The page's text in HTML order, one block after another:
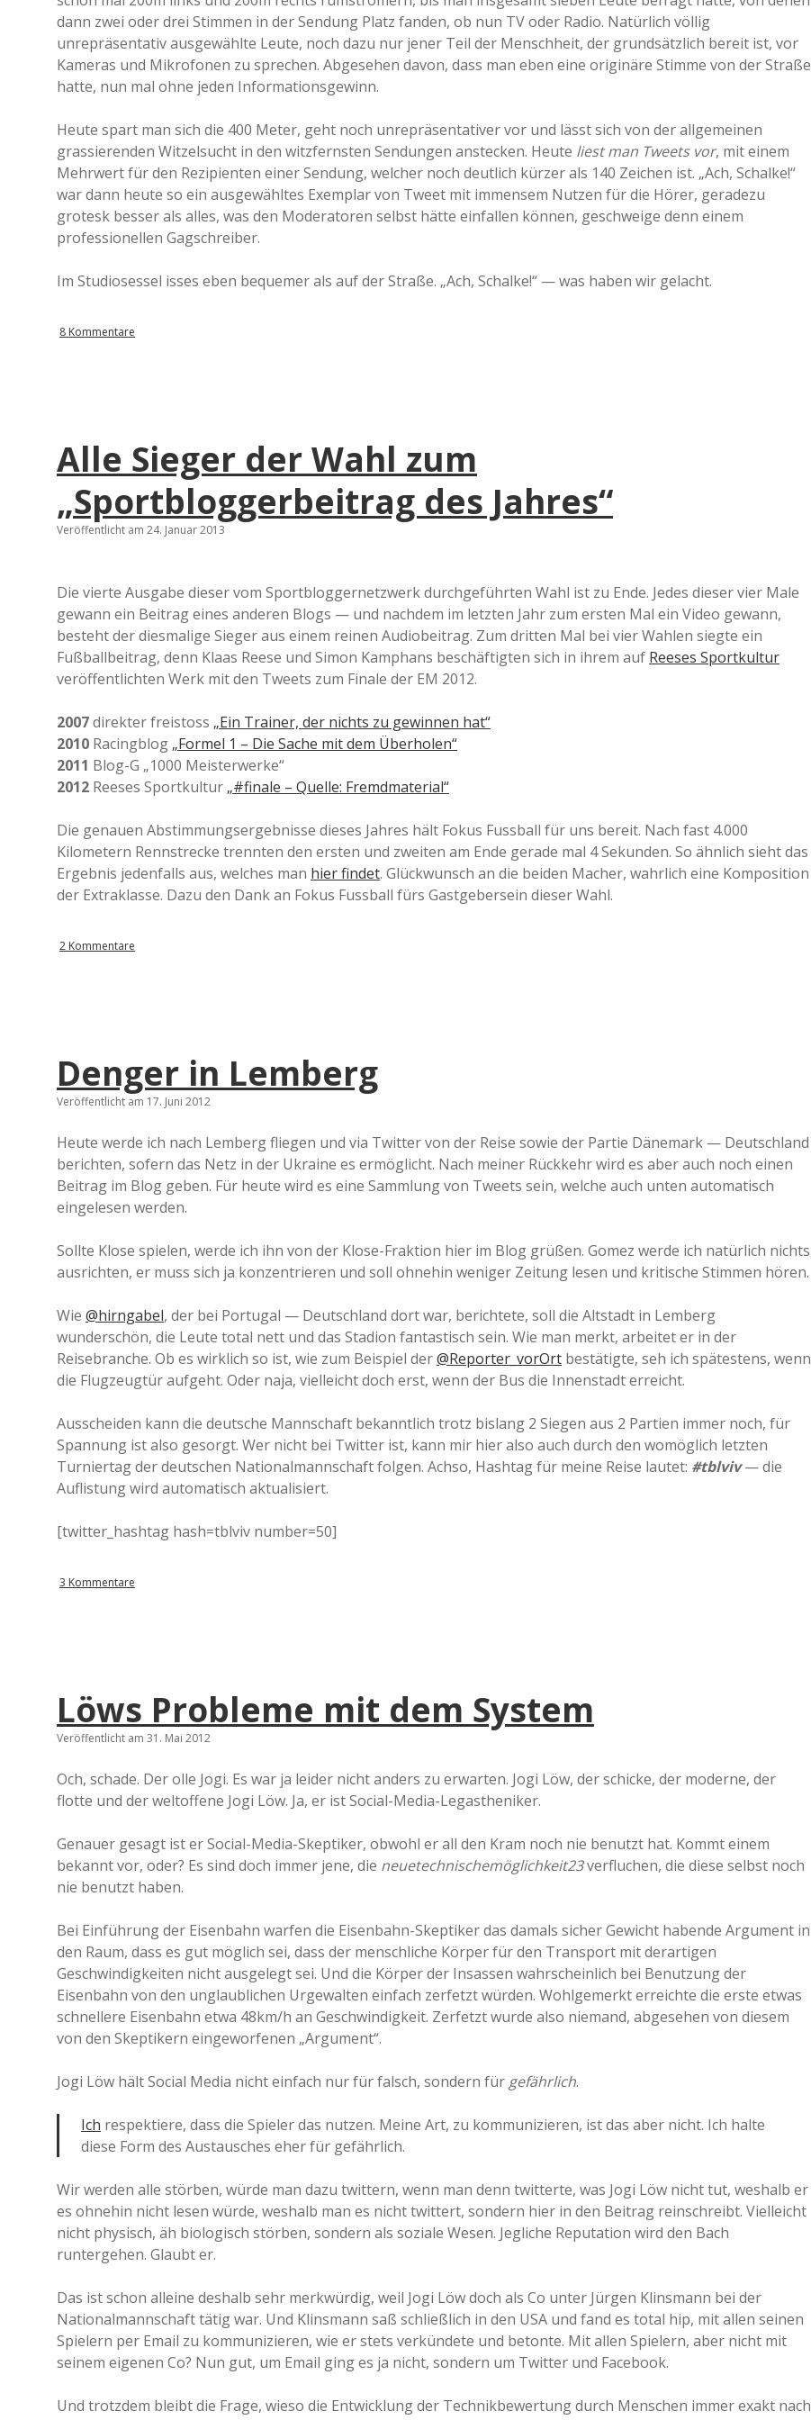
a
d
e
dann zwei oder drei Stimmen in der Sendung Platz fanden, ob nun TV oder Radio. Natürlich völlig
unrepräsentativ ausgewählte Leute, noch dazu nur jener Teil der Menschheit, der grundsätzlich bereit ist, vor
Kameras und Mikrofonen zu sprechen. Abgesehen davon, dass man eben eine originäre Stimme von der Straße
hatte, nun mal ohne jeden Informationsgewinn.
Heute spart man sich die 400 Meter, geht noch unrepräsentativer vor und lässt sich von der allgemeinen
grassierenden Witzelsucht in den witzfernsten Sendungen anstecken. Heute liest man Tweets vor, mit einem
Mehrwert für den Rezipienten einer Sendung, welcher noch deutlich kürzer als 140 Zeichen ist. „Ach, Schalke!“
war dann heute so ein ausgewähltes Exemplar von Tweet mit immensem Nutzen für die Hörer, geradezu
grotesk besser als alles, was den Moderatoren selbst hätte einfallen können, geschweige denn einem
professionellen Gagschreiber.
Im Studiosessel isses eben bequemer als auf der Straße. „Ach, Schalke!“ — was haben wir gelacht.
8 Kommentare
Alle Sieger der Wahl zum
„Sportbloggerbeitrag des Jahres“
Veröffentlicht am 24. Januar 2013
Die vierte Ausgabe dieser vom Sportbloggernetzwerk durchgeführten Wahl ist zu Ende. Jedes dieser vier Male
gewann ein Beitrag eines anderen Blogs — und nachdem im letzten Jahr zum ersten Mal ein Video gewann,
besteht der diesmalige Sieger aus einem reinen Audiobeitrag. Zum dritten Mal bei vier Wahlen siegte ein
Fußballbeitrag, denn Klaas Reese und Simon Kamphans beschäftigten sich in ihrem auf Reeses Sportkultur
veröffentlichten Werk mit den Tweets zum Finale der EM 2012.
2007direkter freistoss „Ein Trainer, der nichts zu gewinnen hat“
2010 Racingblog „Formel 1 – Die Sache mit dem Überholen“
2011 Blog-G „1000 Meisterwerke“
2012 Reeses Sportkultur „#finale – Quelle: Fremdmaterial“
Die genauen Abstimmungsergebnisse dieses Jahres hält Fokus Fussball für uns bereit. Nach fast 4.000
Kilometern Rennstrecke trennten den ersten und zweiten am Ende gerade mal 4 Sekunden. So ähnlich sieht das
Ergebnis jedenfalls aus, welches man hier findet. Glückwunsch an die beiden Macher, wahrlich eine Komposition
der Extraklasse. Dazu den Dank an Fokus Fussball fürs Gastgebersein dieser Wahl.
2 Kommentare
Denger in Lemberg
Veröffentlicht am 17. Juni 2012
Heute werde ich nach Lemberg fliegen und via Twitter von der Reise sowie der Partie Dänemark — Deutschland
berichten, sofern das Netz in der Ukraine es ermöglicht. Nach meiner Rückkehr wird es aber auch noch einen
Beitrag im Blog geben. Für heute wird es eine Sammlung von Tweets sein, welche auch unten automatisch
eingelesen werden.
Sollte Klose spielen, werde ich ihn von der Klose-Fraktion hier im Blog grüßen. Gomez werde ich natürlich nichts
ausrichten, er muss sich ja konzentrieren und soll ohnehin weniger Zeitung lesen und kritische Stimmen hören.
Wie @hirngabel, der bei Portugal — Deutschland dort war, berichtete, soll die Altstadt in Lemberg
wunderschön, die Leute total nett und das Stadion fantastisch sein. Wie man merkt, arbeitet er in der
Reisebranche. Ob es wirklich so ist, wie zum Beispiel der@Reporter_vorOrt bestätigte, seh ich spätestens, wenn
die Flugzeugtür aufgeht. Oder naja, vielleicht doch erst, wenn der Bus die Innenstadt erreicht.
Ausscheiden kann die deutsche Mannschaft bekanntlich trotz bislang 2 Siegen aus 2 Partien immer noch, für
Spannung ist also gesorgt. Wer nicht bei Twitter ist, kann mir hier also auch durch den womöglich letzten
Turniertag der deutschen Nationalmannschaft folgen. Achso, Hashtag für meine Reise lautet: #tblviv— die
Auflistung wird automatisch aktualisiert.
[twitter_hashtag hash=tblviv number=50]
3 Kommentare
Löws Probleme mit dem System
Veröffentlicht am 31. Mai 2012
Och, schade. Der olle Jogi. Es war ja leider nicht anders zu erwarten. Jogi Löw, der schicke, der moderne, der
flotte und der weltoffene Jogi Löw. Ja, er ist Social-Media-Legastheniker.
Genauer gesagt ist er Social-Media-Skeptiker, obwohl er all den Kram noch nie benutzt hat. Kommt einem
bekannt vor, oder? Es sind doch immer jene, die neuetechnischemöglichkeit23verfluchen, die diese selbst noch
nie benutzt haben.
Bei Einführung der Eisenbahn warfen die Eisenbahn-Skeptiker das damals sicher Gewicht habende Argument in
den Raum, dass es gut möglich sei, dass der menschliche Körper für den Transport mit derartigen
Geschwindigkeiten nicht ausgelegt sei. Und die Körper der Insassen wahrscheinlich bei Benutzung der
Eisenbahn von den unglaublichen Urgewalten einfach zerfetzt würden. Wohlgemerkt erreichte die erste etwas
schnellere Eisenbahn etwa 48km/h an Geschwindigkeit. Zerfetzt wurde also niemand, abgesehen von diesem
von den Skeptikern eingeworfenen „Argument“.
Jogi Löw hält Social Media nicht einfach nur für falsch, sondern für gefährlich.
Ich respektiere, dass die Spieler das nutzen. Meine Art, zu kommunizieren, ist das aber nicht. Ich halte
diese Form des Austausches eher für gefährlich.
Wir werden alle störben, würde man dazu twittern, wenn man denn twitterte, was Jogi Löw nicht tut, weshalb er
es ohnehin nicht lesen würde, weshalb man es nicht twittert, sondern hier in den Beitrag reinschreibt. Vielleicht
nicht physisch, äh biologisch störben, sondern als soziale Wesen. Jegliche Reputation wird den Bach
runtergehen. Glaubt er.
Das ist schon alleine deshalb sehr merkwürdig, weil Jogi Löw doch als Co unter Jürgen Klinsmann bei der
Nationalmannschaft tätig war. Und Klinsmann saß schließlich in den USA und fand es total hip, mit allen seinen
Spielern per Email zu kommunizieren, wie er stets verkündete und betonte. Mit allen Spielern, aber nicht mit
seinem eigenen Co? Nun gut, um Email ging es ja nicht, sondern um Twitter und Facebook.
Und trotzdem bleibt die Frage, wieso die Entwicklung der Technikbewertung durch Menschen immer exakt nach